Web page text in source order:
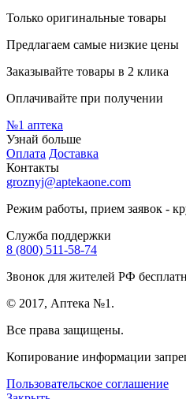
Только оригинальные товары
Предлагаем самые низкие цены
Заказывайте товары в 2 клика
Оплачивайте при получении
№1 аптека
Узнай больше
Оплата Доставка
Контакты
groznyj@aptekaone.com
Режим работы, прием заявок -
Служба поддержки
8 (800) 511-58-74
Звонок для жителей РФ
© 2017, Аптека №1.
Все права защищены.
Копирование информации
Пользовательское соглашение